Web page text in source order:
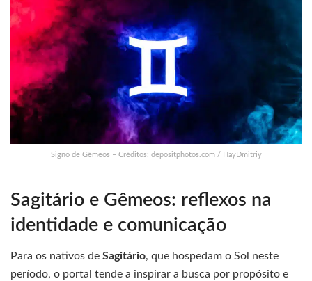
Signo de Gêmeos – Créditos: depositphotos.com / HayDmitriy
Sagitário e Gêmeos: reflexos na
identidade e comunicação
Para os nativos de Sagitário, que hospedam o Sol neste
período, o portal tende a inspirar a busca por propósito e